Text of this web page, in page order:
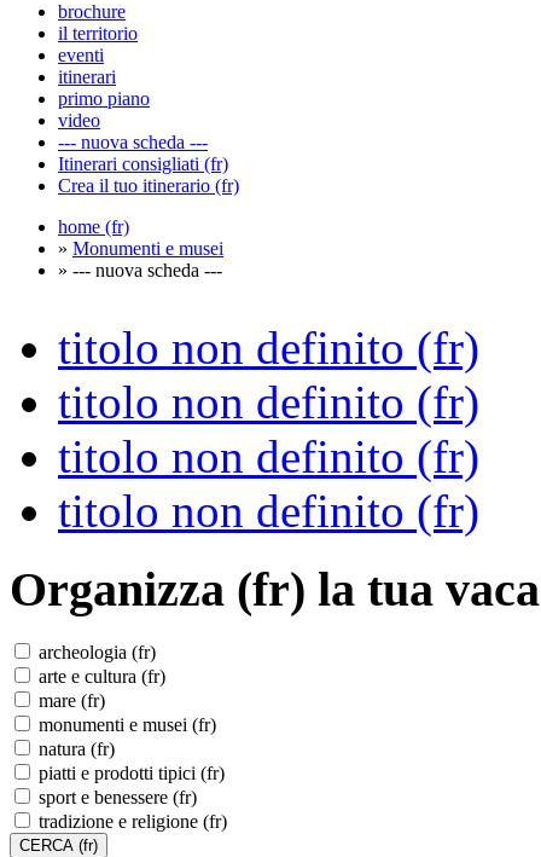
brochure
il territorio
eventi
itinerari
primo piano
video
--- nuova scheda ---
Itinerari consigliati (fr)
Crea il tuo itinerario (fr)
home (fr)
» Monumenti e musei
» --- nuova scheda ---
titolo non definito (fr)
titolo non definito (fr)
titolo non definito (fr)
titolo non definito (fr)
Organizza (fr) la tua
archeologia (fr)
arte e cultura (fr)
mare (fr)
monumenti e musei (fr)
natura (fr)
piatti e prodotti tipici (fr)
sport e benessere (fr)
tradizione e religione (fr)